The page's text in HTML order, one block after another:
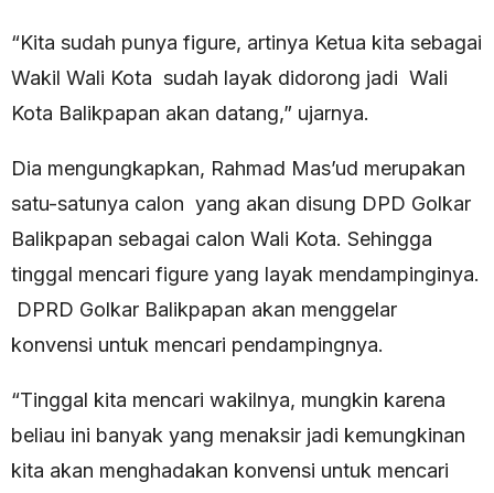
“Kita sudah punya figure, artinya Ketua kita sebagai
Wakil Wali Kota sudah layak didorong jadi Wali
Kota Balikpapan akan datang,” ujarnya.
Dia mengungkapkan, Rahmad Mas’ud merupakan
satu-satunya calon yang akan disung DPD Golkar
Balikpapan sebagai calon Wali Kota. Sehingga
tinggal mencari figure yang layak mendampinginya.
DPRD Golkar Balikpapan akan menggelar
konvensi untuk mencari pendampingnya.
“Tinggal kita mencari wakilnya, mungkin karena
beliau ini banyak yang menaksir jadi kemungkinan
kita akan menghadakan konvensi untuk mencari